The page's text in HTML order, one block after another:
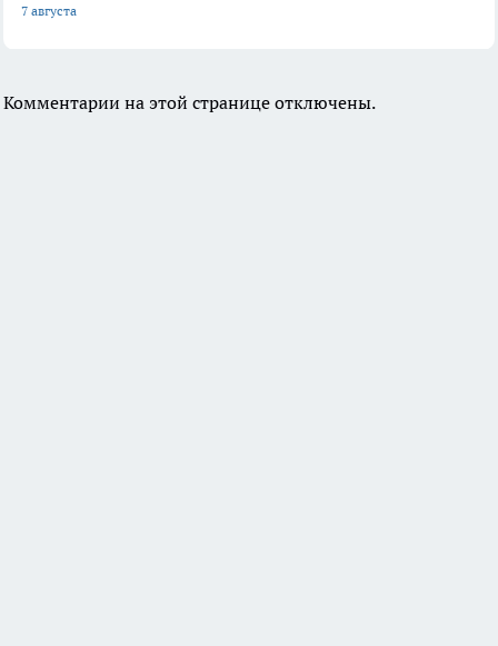
7 августа
Комментарии на этой странице отключены.